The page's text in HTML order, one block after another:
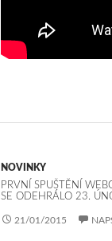
NOVINKY
PRVNÍ SPUŠTĚNÍ
SE ODEHRÁLO 23.
21/01/2015